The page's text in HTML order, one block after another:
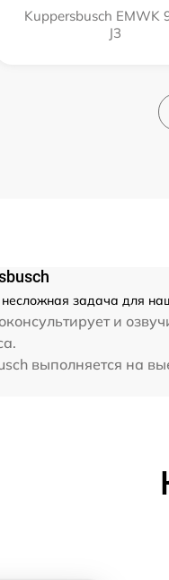
Kuppersbusch EMWK
J3
задача для
и
выполняется на